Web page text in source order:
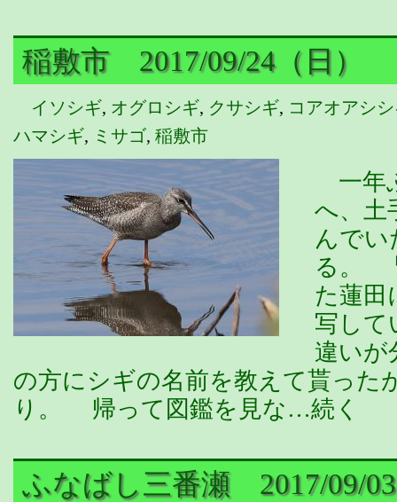
稲敷市 2017/09/24（日）
イソシギ, オグロシギ, クサシギ, コアオアシ
ハマシギ, ミサゴ, 稲敷市
一年
へ、土
んでい
る。
た蓮田
写し
違いが
の方にシギの名前を教えて貰った
り。 帰って図鑑を見な…続く
ふなばし三番瀬 2017/09/